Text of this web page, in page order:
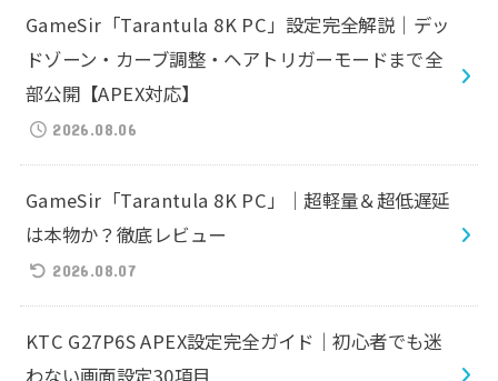
GameSir「Tarantula 8K PC」設定完全解説｜デッ
ドゾーン・カーブ調整・ヘアトリガーモードまで全
部公開【APEX対応】
2026.08.06
GameSir「Tarantula 8K PC」｜超軽量＆超低遅延
は本物か？徹底レビュー
2026.08.07
KTC G27P6S APEX設定完全ガイド｜初心者でも迷